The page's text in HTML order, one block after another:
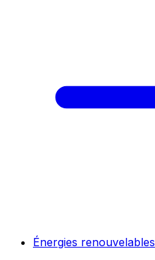
Énergies renouvelables